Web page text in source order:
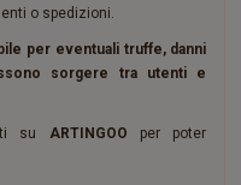
o spedizioni.
per eventuali truffe, danni
sorgere tra utenti e
su ARTINGOO per poter